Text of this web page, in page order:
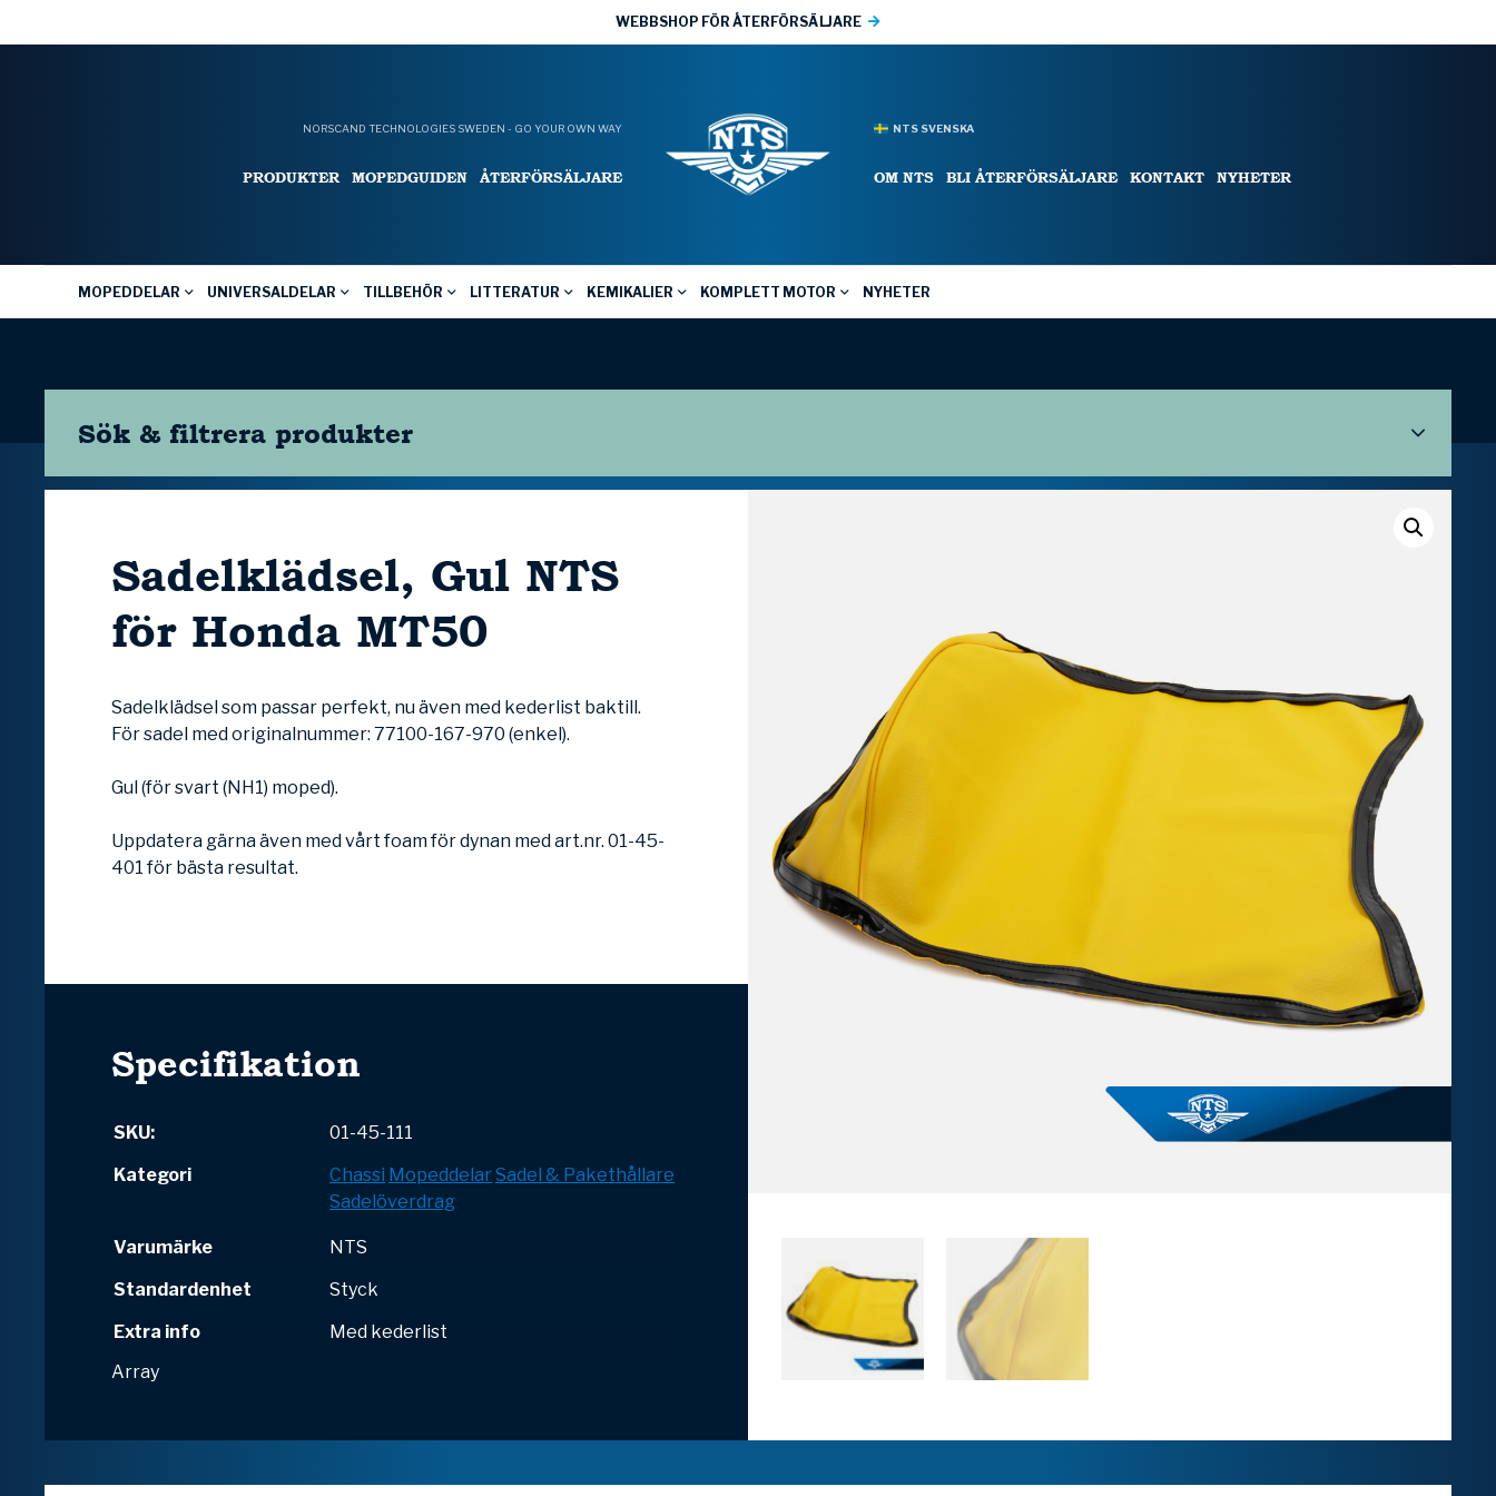
WEBBSHOP FÖR ÅTERFÖRSÄLJARE
NORSCAND TECHNOLOGIES SWEDEN - GO YOUR OWN WAY
PRODUKTER MOPEDGUIDEN ÅTERFÖRSÄLJARE
NTS SVENSKA
OM NTS BLI ÅTERFÖRSÄLJARE KONTAKT NYHETER
MOPEDDELAR UNIVERSALDELAR TILLBEHÖR LITTERATUR KEMIKALIER KOMPLETT MOTOR NYHETER
Sök & filtrera produkter
Sadelklädsel, Gul NTS
för Honda MT50
Sadelklädsel som passar perfekt, nu även med kederlist baktill.
För sadel med originalnummer: 77100-167-970 (enkel).
Gul (för svart (NH1) moped).
Uppdatera gärna även med vårt foam för dynan med art.nr. 01-45-
401 för bästa resultat.
Specifikation
SKU:
01-45-111
Kategori
Chassi MopeddelarSadel & Pakethållare
Sadelöverdrag
Varumärke
NTS
Standardenhet
Styck
Extra info
Med kederlist
Array